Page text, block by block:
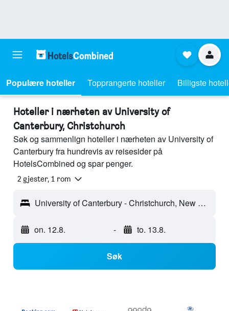
Populære hoteller Topprangerte hoteller Billigste
Hoteller i nærheten av University of
Canterbury, Christchurch
Søk og sammenlign hoteller i nærheten av University of
Canterbury fra hundrevis av reisesider på
HotelsCombined og spar penger.
2 gjester, 1 rom
University of Canterbury - Christchurch, New Zealand
on. 12.8. - to. 13.8.
Søk